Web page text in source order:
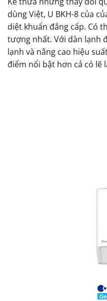
dùng Việt, U BKH-8 của
diệt khuẩn đẳng cấp. Có
tượng nhất. Với dàn lạnh
lạnh và nâng cao hiệu
điểm nổi bật hơn cả có lẽ